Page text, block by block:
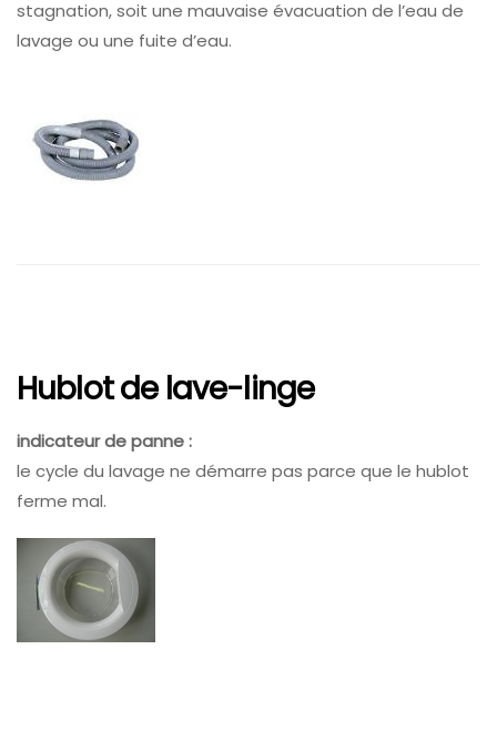
stagnation, soit une mauvaise évacuation de l’eau de
lavage ou une fuite d’eau.
Hublot de lave-linge
indicateur de panne :
le cycle du lavage ne démarre pas parce que le hublot
ferme mal.